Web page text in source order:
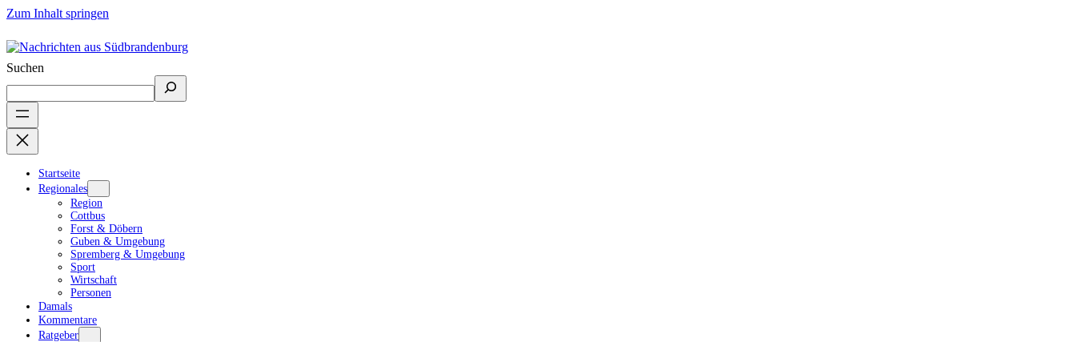
Zum Inhalt springen
Suchen
Startseite
Regionales
Region
Cottbus
Forst & Döbern
Guben & Umgebung
Spremberg & Umgebung
Sport
Wirtschaft
Personen
Damals
Kommentare
Ratgeber